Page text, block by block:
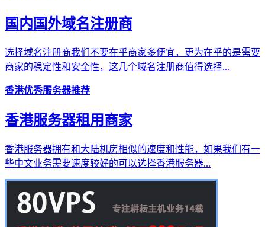
国内国外域名注册商
选择域名注册商我们不要在乎商家多便宜，更为在乎的是需要
商家的稳定性和安全性，这几个域名注册商值得选择...
香港优秀服务器推荐
香港服务器租用商家
香港服务器拥有和大陆机房相似的速度和性能，如果我们有一
些中文业务需要速度较好的可以选择香港服务器...